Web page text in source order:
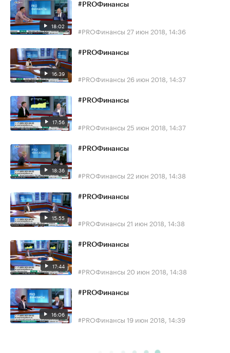
18:02
#PROФинансы
#PROФинансы 27 июн 2018, 14:36
16:39
#PROФинансы
#PROФинансы 26 июн 2018, 14:37
17:56
#PROФинансы
#PROФинансы 25 июн 2018, 14:37
18:36
#PROФинансы
#PROФинансы 22 июн 2018, 14:38
15:55
#PROФинансы
#PROФинансы 21 июн 2018, 14:38
17:44
#PROФинансы
#PROФинансы 20 июн 2018, 14:38
16:06
#PROФинансы
#PROФинансы 19 июн 2018, 14:39